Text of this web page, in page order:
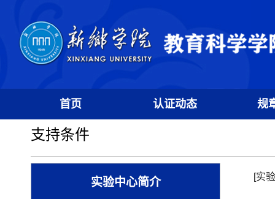
首页 认证动态 规
支持条件
实验中心简介 [实